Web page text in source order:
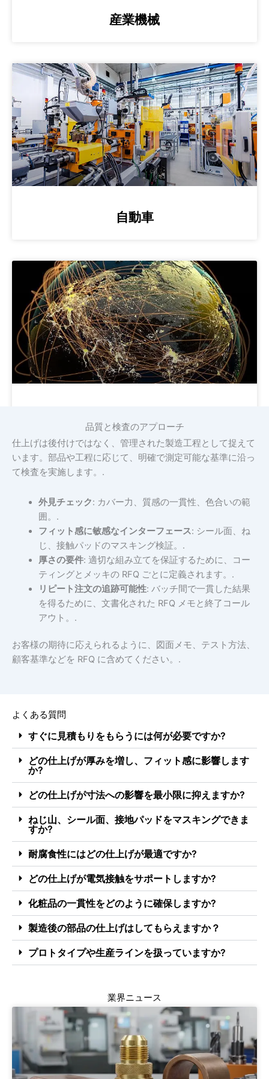
産業機械
自動車
航空宇宙
品質と検査のアプローチ
仕上げは後付けではなく、管理された製造工程として捉えて
います。部品や工程に応じて、明確で測定可能な基準に沿っ
て検査を実施します。.
外見チェック: カバー力、質感の一貫性、色合いの範
囲。.
フィット感に敏感なインターフェース: シール面、ね
じ、接触パッドのマスキング検証。.
厚さの要件: 適切な組み立てを保証するために、コー
ティングとメッキの RFQ ごとに定義されます。.
リピート注文の追跡可能性: バッチ間で一貫した結果
を得るために、文書化された RFQ メモと終了コール
アウト。.
お客様の期待に応えられるように、図面メモ、テスト方法、
顧客基準などを RFQ に含めてください。.
よくある質問
すぐに見積もりをもらうには何が必要ですか?
どの仕上げが厚みを増し、フィット感に影響します
か?
どの仕上げが寸法への影響を最小限に抑えますか?
ねじ山、シール面、接地パッドをマスキングできま
すか?
耐腐食性にはどの仕上げが最適ですか?
どの仕上げが電気接触をサポートしますか?
化粧品の一貫性をどのように確保しますか?
製造後の部品の仕上げはしてもらえますか？
プロトタイプや生産ラインを扱っていますか?
業界ニュース